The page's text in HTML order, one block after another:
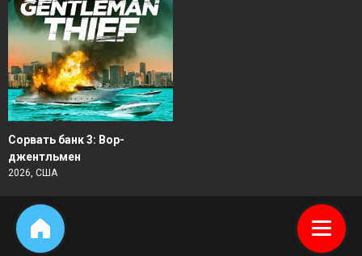
Сорвать банк 3: Вор-
джентльмен
2026, США